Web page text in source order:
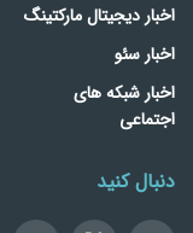
اخبار دیجیتال مارکتینگ
اخبار سئو
اخبار شبکه های
اجتماعی
دنبال کنید